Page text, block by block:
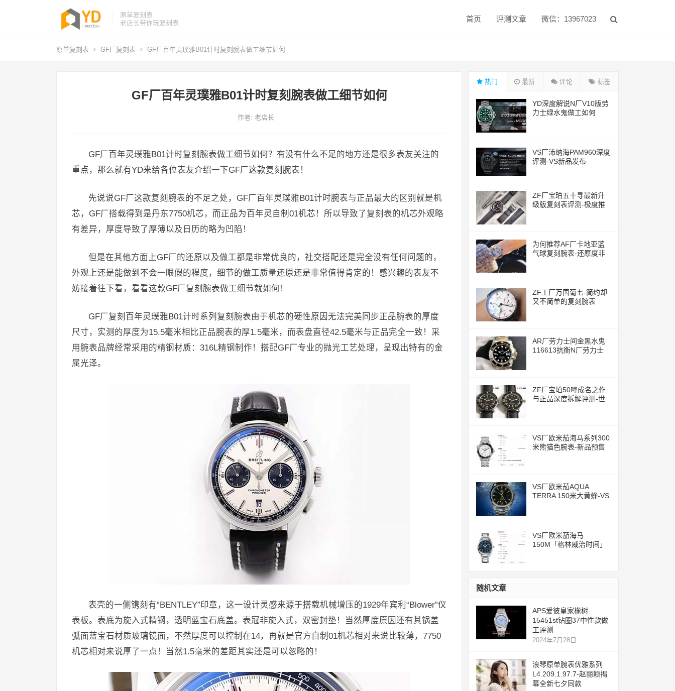
原单复刻表
老店长带你玩复刻表
首页 评测文章 微信：13967023
原单复刻表 GF厂复刻表 GF厂百年灵璞雅B01计时复刻腕表做工细节如何
GF厂百年灵璞雅B01计时复刻腕表做工细节如何
作者: 老店长
GF厂百年灵璞雅B01计时复刻腕表做工细节如何？有没有什么不足的地方还是很多表友关注的
重点，那么就有YD来给各位表友介绍一下GF厂这款复刻腕表！
先说说GF厂这款复刻腕表的不足之处，GF厂百年灵璞雅B01计时腕表与正品最大的区别就是机
芯，GF厂搭载得到是丹东7750机芯，而正品为百年灵自制01机芯！所以导致了复刻表的机芯外观略
有差异，厚度导致了厚薄以及日历的略为凹陷！
但是在其他方面上GF厂的还原以及做工都是非常优良的，社交搭配还是完全没有任何问题的，
外观上还是能做到不会一眼假的程度，细节的做工质量还原还是非常值得肯定的！感兴趣的表友不
妨接着往下看，看看这款GF厂复刻腕表做工细节就如何！
GF厂复刻百年灵璞雅B01计时系列复刻腕表由于机芯的硬性原因无法完美同步正品腕表的厚度
尺寸，实测的厚度为15.5毫米相比正品腕表的厚1.5毫米，而表盘直径42.5毫米与正品完全一致！采
用腕表品牌经常采用的精钢材质：316L精钢制作！搭配GF厂专业的抛光工艺处理，呈现出特有的金
属光泽。
表壳的一侧镌刻有“BENTLEY”印章，这一设计灵感来源于搭载机械增压的1929年宾利“Blower”仪
表板。表底为旋入式精钢，透明蓝宝石底盖。表冠非旋入式，双密封垫！当然厚度原因还有其锅盖
弧面蓝宝石材质玻璃镜面，不然厚度可以控制在14，再就是官方自制01机芯相对来说比较薄，7750
机芯相对来说厚了一点！当然1.5毫米的差距其实还是可以忽略的！
热门 最新 评论 标签
YD深度解说N厂V10版劳
力士绿水鬼做工如何
VS厂沛纳海PAM960深度
评测-VS新品发布
ZF厂宝珀五十寻最新升
级版复刻表评测-极度推
为何推荐AF厂卡地亚蓝
气球复刻腕表-还原度非
ZF工厂万国葡七-简约却
又不简单的复刻腕表
AR厂劳力士间金黑水鬼
116613抗衡N厂劳力士
ZF厂宝珀50噚成名之作
与正品深度拆解评测-世
VS厂欧米茄海马系列300
米熊猫色腕表-新品预售
VS厂欧米茄AQUA
TERRA 150米大黄蜂-VS
VS厂欧米茄海马
150M「格林威治时间」
随机文章
APS爱彼皇家橡树
15451st钻圈37中性款做
工评测
2024年7月28日
浪琴原单腕表优雅系列
L4.209.1.97.7-赵丽颖揭
幕全新七夕同款